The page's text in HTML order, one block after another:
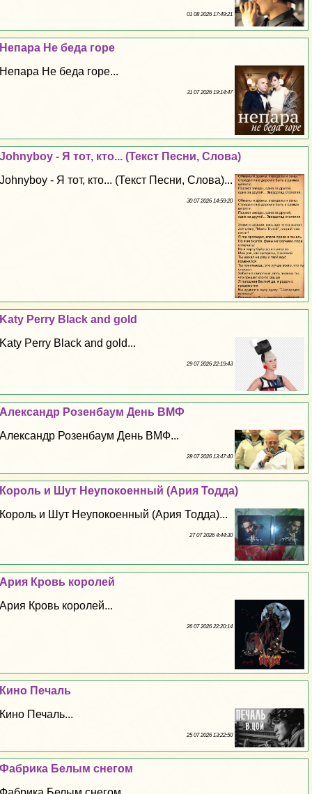
01 08 2026 17:49:21
Непара Не беда горе
Непара Не беда горе...
31 07 2026 19:14:47
Johnyboy - Я тот, кто... (Текст Песни, Слова)
Johnyboy - Я тот, кто... (Текст Песни, Слова)...
30 07 2026 14:59:20
Katy Perry Black and gold
Katy Perry Black and gold...
29 07 2026 22:19:43
Александр Розенбаум День ВМФ
Александр Розенбаум День ВМФ...
28 07 2026 13:47:40
Король и Шут Неупокоенный (Ария Тодда)
Король и Шут Неупокоенный (Ария Тодда)...
27 07 2026 4:44:30
Ария Кровь королей
Ария Кровь королей...
26 07 2026 22:20:14
Кино Печаль
Кино Печаль...
25 07 2026 13:22:50
Фабрика Белым снегом